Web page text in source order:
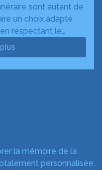
sont autant de
un choix adapté
respectant le…
la mémoire de la
personnalisée,